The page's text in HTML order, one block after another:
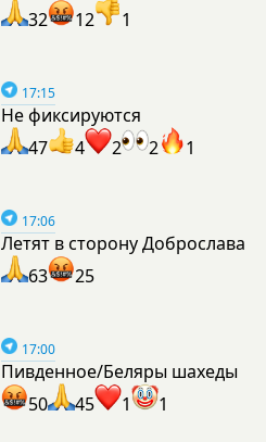
32
12 1
17:15
Не фиксируются
47
4 2 2 1
17:06
Летят в сторону Доброслава
63
25
17:00
Пивденное/Беляры шахеды
50
45 1 1